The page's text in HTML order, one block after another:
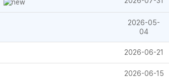
2026-05-
04
2026-06-21
2026-06-15